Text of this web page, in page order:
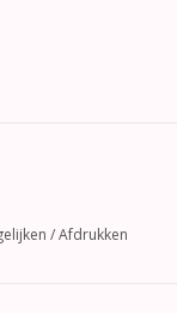
/Afdrukken